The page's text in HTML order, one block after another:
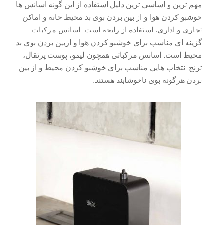
مهم ترین و اساسی ترین دلیل استفاده از این گونه اسانس ها
خوشبو کردن هوا و از بین بردن بوی بد محیط خانه و اماکن
تجاری و اداری، استفاده از رایحه است. اسانس مرکبات
گزینه ای مناسب برای خوشبو کردن هوا و ازبین بردن بوی بد
محیط است. اسانس مرکباتی همچون لیمو، پوست پرتقال،
ترنج انتخاب هایی مناسب برای خوشبو کردن محیط و از بین
بردن هرگونه بوی ناخوشایند هستند.